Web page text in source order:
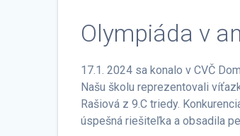
Olympiáda v
17.1. 2024 sa konalo v CVČ
Našu školu reprezentovali
Rašiová z 9.C triedy.
úspešná riešiteľka a obsadila